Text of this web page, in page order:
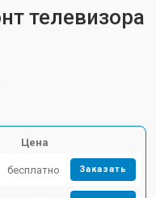
телевизора
Цена
бесплатно Заказать